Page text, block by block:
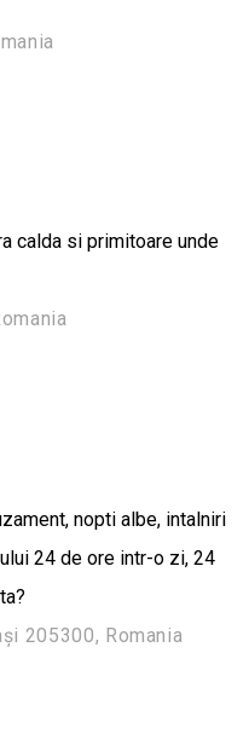
calda si primitoare unde
nopti albe, intalniri
24 de ore intr-o zi, 24
205300, Romania